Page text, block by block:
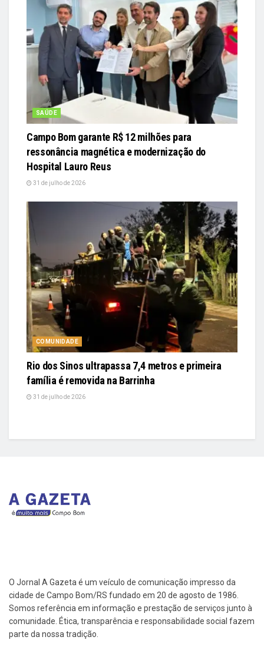
SAÚDE
Campo Bom garante R$ 12 milhões para
ressonância magnética e modernização do
Hospital Lauro Reus
31 de julho de 2026
COMUNIDADE
Rio dos Sinos ultrapassa 7,4 metros e primeira
família é removida na Barrinha
31 de julho de 2026
O Jornal A Gazeta é um veículo de comunicação impresso da
cidade de Campo Bom/RS fundado em 20 de agosto de 1986.
Somos referência em informação e prestação de serviços junto à
comunidade. Ética, transparência e responsabilidade social fazem
parte da nossa tradição.